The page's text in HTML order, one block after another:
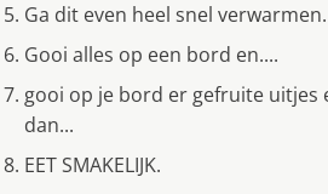
Ga dit even heel snel verwarmen.
Gooi alles op een bord en....
gooi op je bord er gefruite uitjes
dan...
EET SMAKELIJK.